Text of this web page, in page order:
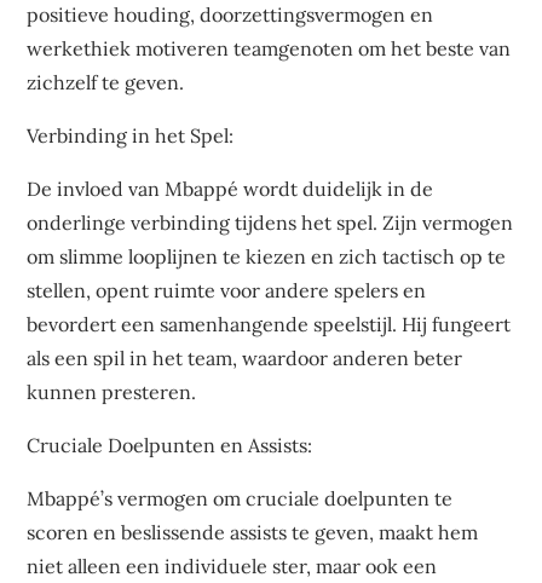
positieve houding, doorzettingsvermogen en
werkethiek motiveren teamgenoten om het beste van
zichzelf te geven.
Verbinding in het Spel:
De invloed van Mbappé wordt duidelijk in de
onderlinge verbinding tijdens het spel. Zijn vermogen
om slimme looplijnen te kiezen en zich tactisch op te
stellen, opent ruimte voor andere spelers en
bevordert een samenhangende speelstijl. Hij fungeert
als een spil in het team, waardoor anderen beter
kunnen presteren.
Cruciale Doelpunten en Assists:
Mbappé’s vermogen om cruciale doelpunten te
scoren en beslissende assists te geven, maakt hem
niet alleen een individuele ster, maar ook een